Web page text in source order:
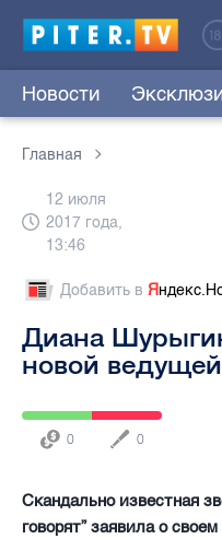
Новости
Главная
12 июля
2017 года,
13:46
Добавить в Я
Диана
новой
0 0
Скандально известная
говорят” заявила о